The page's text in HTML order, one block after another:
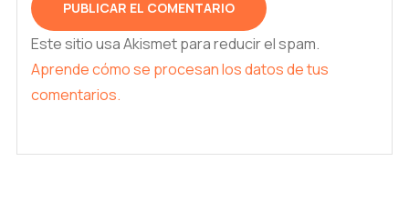
Este sitio usa Akismet para reducir el spam.
Aprende cómo se procesan los datos de tus
comentarios.